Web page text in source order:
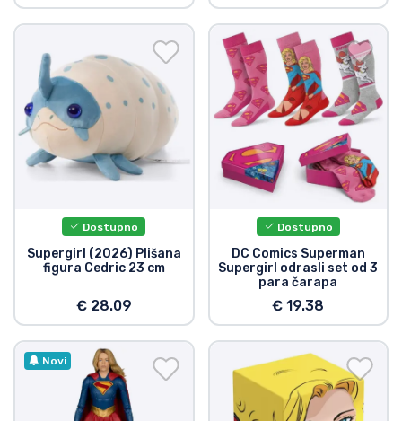
Dostupno
Supergirl (2026) Plišana
figura Cedric 23 cm
€ 28.09
Dostupno
DC Comics Superman
Supergirl odrasli set od 3
para čarapa
€ 19.38
Novi